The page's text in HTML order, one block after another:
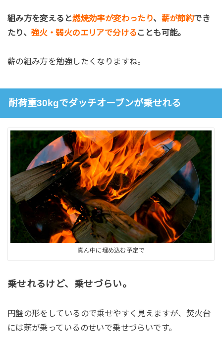
組み方を変えると燃焼効率が変わったり、 薪が節約でき
たり、強火・弱火のエリアで分けることも可能。
薪の組み方を勉強したくなりますね。
耐荷重30kgでダッチオーブンが乗せれる
真ん中に埋め込む予定で
乗せれるけど、乗せづらい。
円盤の形をしているので乗せやすく見えますが、焚火台
には薪が乗っているのせいで乗せづらいです。